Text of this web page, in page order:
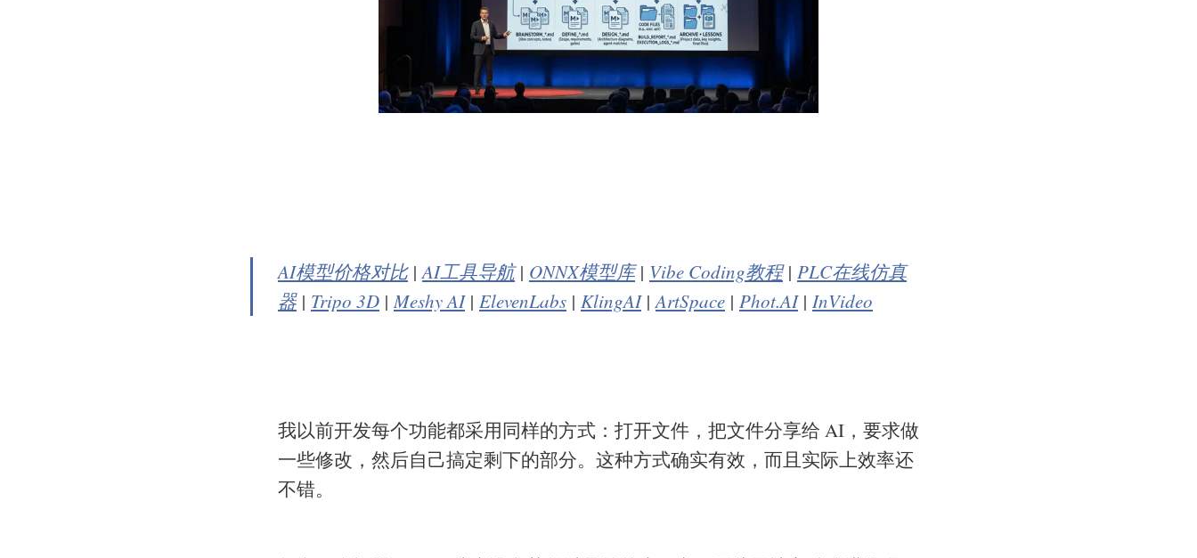
AI模型价格对比|AI工具导航| ONNX模型库| Vibe Coding教程| PLC在线仿真
器| Tripo 3D |Meshy AI| ElevenLabs | KlingAI|ArtSpace | Phot.AI| InVideo
我以前开发每个功能都采用同样的方式：打开文件，把文件分享给 AI，要求做
一些修改，然后自己搞定剩下的部分。这种方式确实有效，而且实际上效率还
不错。